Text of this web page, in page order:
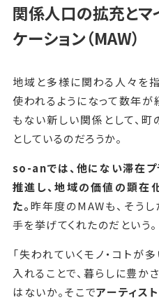
関係人口の拡充とマ
ケーション（MAW）
地域と多様に関わる人々を
使われるようになって数年が
もない新しい関係として、町
としているのだろうか。
so-anでは、他にない滞在プ
推進し、地域の価値の顕在
た。昨年度のMAWも、そう
手を挙げてくれたのだという。
「失われていくモノ・コトが
入れることで、暮らしに豊か
はないか。そこでアーティス